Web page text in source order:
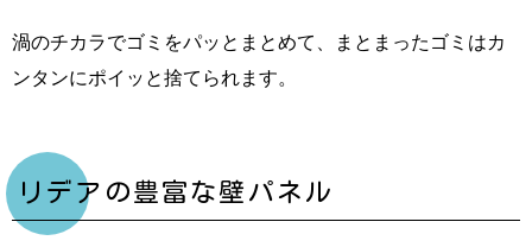
渦のチカラでゴミをパッとまとめて、まとまったゴミはカ
ンタンにポイッと捨てられます。
リデアの豊富な壁パネル